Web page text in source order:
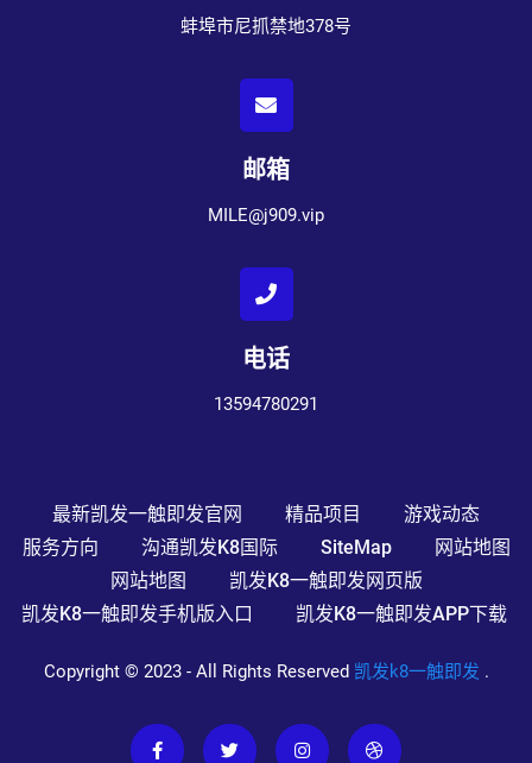
蚌埠市尼抓禁地378号
邮箱
MILE@j909.vip
电话
13594780291
最新凯发一触即发官网 精品项目
游戏动态
服务方向
沟通凯发k8国际 SiteMap
网站地图
网站地图
凯发k8一触即发网页版
凯发k8一触即发手机版入口
凯发k8一触即发APP下载
Copyright © 2023 - All Rights Reserved 凯发k8一触即发 .